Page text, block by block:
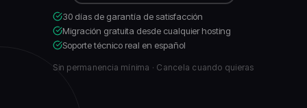
30 días de garantía de satisfacción
Migración gratuita desde cualquier hosting
Soporte técnico real en español
Sin permanencia mínima · Cancela cuando quieras